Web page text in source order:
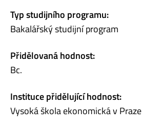
Typ studijního programu:
Bakalářský studijní program
Přidělovaná hodnost:
Bc.
Instituce přidělující hodnost:
Vysoká škola ekonomická v Praze